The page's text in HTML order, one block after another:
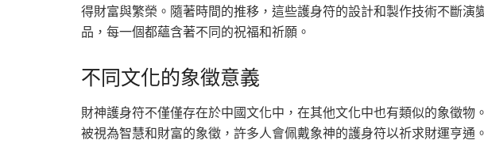
得財富與繁榮。隨著時間的推移，這些護身符的設計和製作技術不斷演
品，每一個都蘊含著不同的祝福和祈願。
不同文化的象徵意義
財神護身符不僅僅存在於中國文化中，在其他文化中也有類似的象徵物
被視為智慧和財富的象徵，許多人會佩戴象神的護身符以祈求財運亨通